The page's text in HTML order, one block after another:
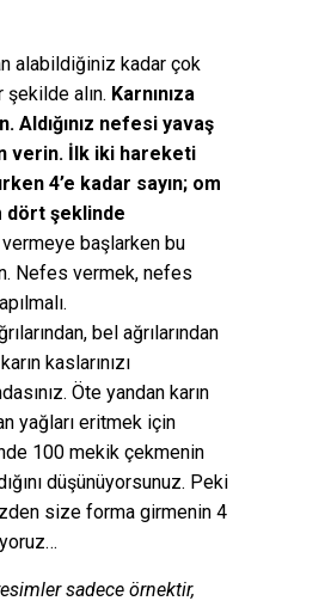
alabildiğiniz kadar çok
alın. Karnınıza
Aldığınız nefesi yavaş
verin. İlk iki hareketi
4’e kadar sayın; om
dört şeklinde
başlarken bu
Nefes vermek, nefes
bel ağrılarından
kaslarınızı
Öte yandan karın
yağları eritmek için
100 mekik çekmenin
düşünüyorsunuz. Peki
size forma girmenin 4
sadece örnektir,